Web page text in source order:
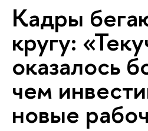
Кадры
кругу:
оказалось
чем
новые